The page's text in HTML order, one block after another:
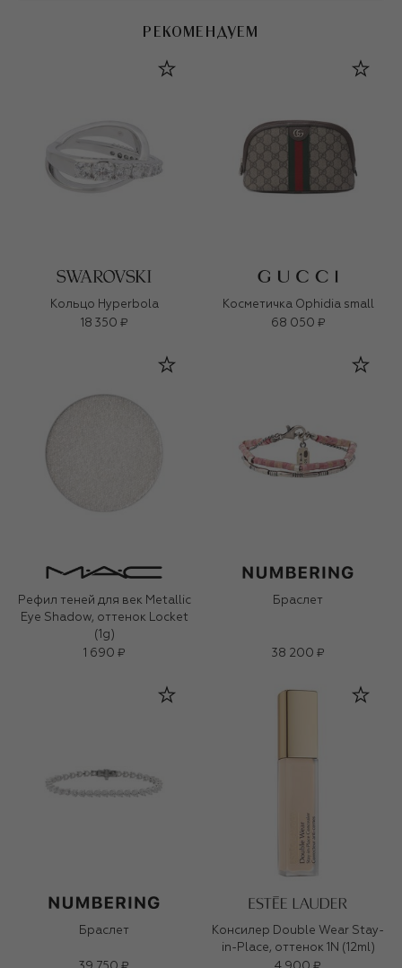
РЕКОМЕНДУЕМ
Кольцо Hyperbola
18 350 ₽
Косметичка Ophidia small
68 050 ₽
Рефил теней для век Metallic
Eye Shadow, оттенок Locket
(1g)
1 690 ₽
Браслет
38 200 ₽
Браслет
Консилер Double Wear Stay-
in-Place, оттенок 1N (12ml)